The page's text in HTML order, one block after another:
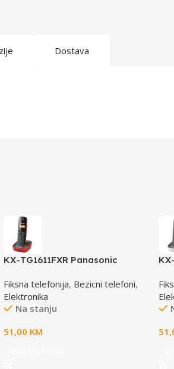
Dostava
KX-TG1611FXR Panasonic
Fiksna telefonija, Bezicni telefoni,
Elektronika
Na stanju
51,00 KM